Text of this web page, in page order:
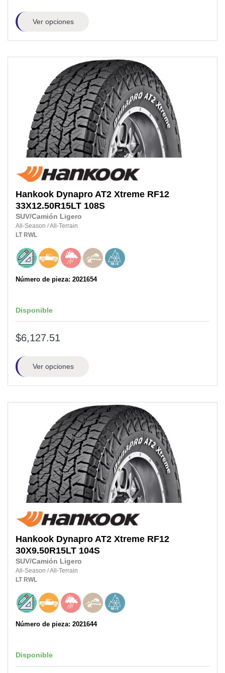
Ver opciones
Hankook Dynapro AT2 Xtreme RF12
33X12.50R15LT 108S
SUV/Camión Ligero
All-Season /All-Terrain
LT RWL
Número de pieza: 2021654
Disponible
$6,127.51
Ver opciones
Hankook Dynapro AT2 Xtreme RF12
30X9.50R15LT 104S
SUV/Camión Ligero
All-Season /All-Terrain
LT RWL
Número de pieza: 2021644
Disponible